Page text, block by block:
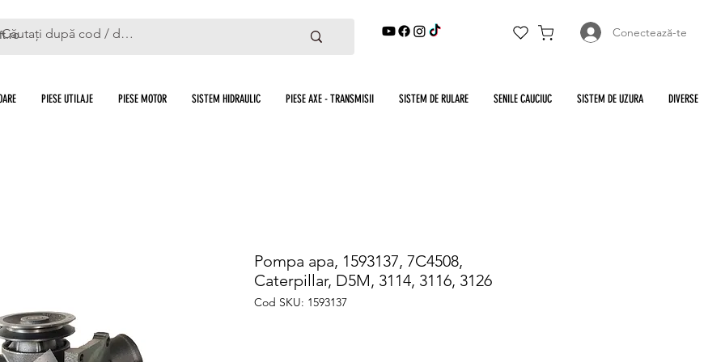
Conectează-te
PIESE UTILAJE PIESE MOTOR SISTEM HIDRAULIC PIESE AXE - TRANSMISII SISTEM DE RULARE SENILE CAUCIUC SISTEM DE UZURA DIVERSE
Pompa apa, 1593137, 7C4508,
Caterpillar, D5M, 3114, 3116, 3126
Cod SKU: 1593137